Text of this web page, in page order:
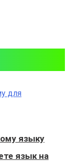
языку
язык на